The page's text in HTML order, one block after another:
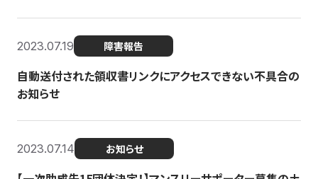
2023.07.19 障害報告
自動送付された領収書リンクにアクセスできない不具合の
お知らせ
2023.07.14 お知らせ